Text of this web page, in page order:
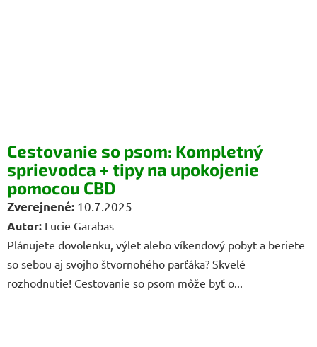
Cestovanie so psom: Kompletný
sprievodca + tipy na upokojenie
pomocou CBD
10.7.2025
Autor: Lucie Garabas
Plánujete dovolenku, výlet alebo víkendový pobyt a beriete
so sebou aj svojho štvornohého parťáka? Skvelé
rozhodnutie! Cestovanie so psom môže byť o...